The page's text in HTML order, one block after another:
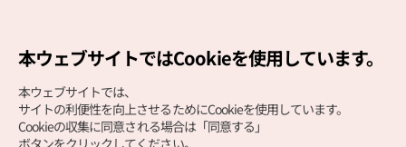
本ウェブサイトではCookieを使用しています。
本ウェブサイトでは、
サイトの利便性を向上させるためにCookieを使用しています。
Cookieの収集に同意される場合は「同意する」
ボタンをクリックしてください。